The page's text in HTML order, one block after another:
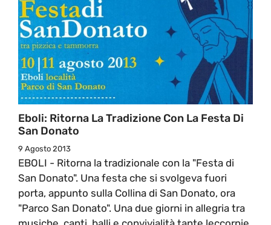
Eboli: Ritorna La Tradizione Con La Festa Di
San Donato
9 Agosto 2013
EBOLI - Ritorna la tradizionale con la "Festa di
San Donato". Una festa che si svolgeva fuori
porta, appunto sulla Collina di San Donato, ora
"Parco San Donato". Una due giorni in allegria tra